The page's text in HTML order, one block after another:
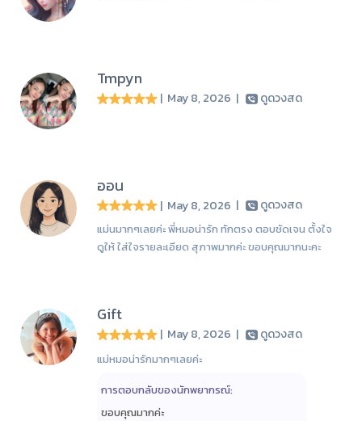
Tmpyn
| May 8, 2026 | ดูดวงสด
ออน
| May 8, 2026 | ดูดวงสด
แม่นมากๆเลยค่ะ พี่หมอน่ารัก ทักตรง ตอบชัดเจน ตั้งใจ
ดูให้ ใส่ใจรายละเอียด สุภาพมากค่ะ ขอบคุณมากนะคะ
Gift
| May 8, 2026 | ดูดวงสด
แม่หมอน่ารักมากๆเลยค่ะ
การตอบกลับของนักพยากรณ์:
ขอบคุณมากค่ะ